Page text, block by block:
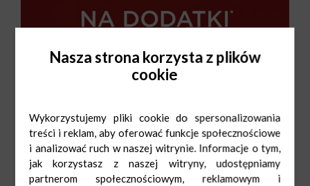
Nasza strona korzysta z plików
cookie
Wykorzystujemy pliki cookie do spersonalizowania
treści i reklam, aby oferować funkcje społecznościowe
i analizować ruch w naszej witrynie. Informacje o tym,
jak korzystasz z naszej witryny, udostępniamy
partnerom społecznościowym, reklamowym i